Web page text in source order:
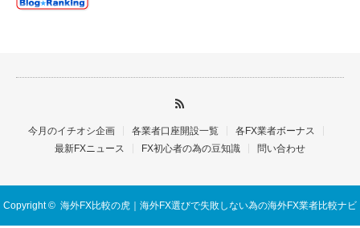
今月のイチオシ企画 各業者口座開設一覧
各FX業者ボーナス
最新FXニュース
FX初心者の為の豆知識 問い合わせ
Copyright © 海外FX比較の虎｜海外FX選びで失敗しない為の海外FX業者比較ナビ